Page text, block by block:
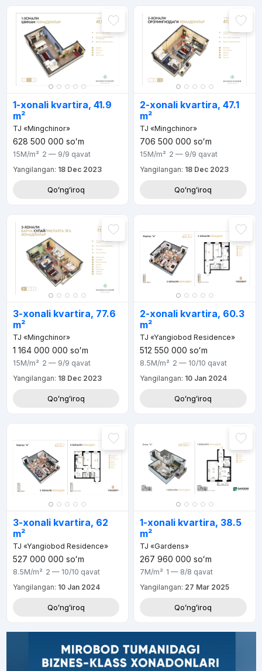
1-xonali kvartira, 41.9
m²
TJ «Mingchinor»
628 500 000 soʻm
15M/m² 2 — 9/9 qavat
Yangilangan: 18 Dec 2023
Qoʻngʻiroq
2-xonali kvartira, 47.1
m²
TJ «Mingchinor»
706 500 000 soʻm
15M/m² 2 — 9/9 qavat
Yangilangan: 18 Dec 2023
Qoʻngʻiroq
3-xonali kvartira, 77.6
m²
TJ «Mingchinor»
1 164 000 000 soʻm
15M/m² 2 — 9/9 qavat
Yangilangan: 18 Dec 2023
Qoʻngʻiroq
2-xonali kvartira, 60.3
m²
TJ «Yangiobod Residence»
512 550 000 soʻm
8.5M/m² 2 — 10/10 qavat
Yangilangan: 10 Jan 2024
Qoʻngʻiroq
3-xonali kvartira, 62
m²
TJ «Yangiobod Residence»
527 000 000 soʻm
8.5M/m² 2 — 10/10 qavat
Yangilangan: 10 Jan 2024
Qoʻngʻiroq
1-xonali kvartira, 38.5
m²
TJ «Gardens»
267 960 000 soʻm
7M/m² 1 — 8/8 qavat
Yangilangan: 27 Mar 2025
Qoʻngʻiroq